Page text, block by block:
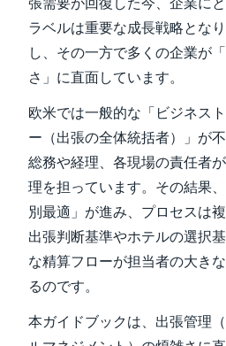
ラベルは重要な成長戦略とな
し、その一方で多くの企業が
さ」に直面しています。
欧米では一般的な「ビジネス
ー（出張の全体統括者）」が不
総務や経理、各現場の責任者
理を担っています。その結果
別最適」が進み、プロセスは
出張判断基準やホテルの選択
な精算フローが担当者の大き
るのです。
本ガイドブックは、出張管理